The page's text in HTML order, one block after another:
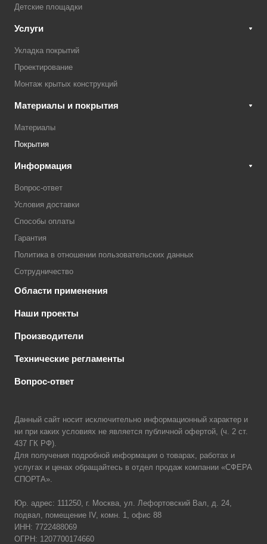
Детские площадки
Услуги
Укладка покрытий
Проектирование
Монтаж крытых конструкций
Материалы и покрытия
Материалы
Покрытия
Информация
Вопрос-ответ
Условия доставки
Способы оплаты
Гарантия
Политика в отношении пользовательских данных
Сотрудничество
Области применения
Наши проекты
Производители
Технические регламенты
Вопрос-ответ
Данный сайт носит исключительно информационный характер и
ни при каких условиях не является публичной офертой, (ч. 2 ст.
437 ГК РФ).
Для получения подробной информации о товарах, работах и
услугах и ценах обращайтесь в отдел продаж компании «СФЕРА
СПОРТА».
Юр. адрес: 111250, г. Москва, ул. Лефортовский Вал, д. 24,
подвал, помещение IV, комн. 1, офис 88
ИНН: 7722488069
ОГРН: 1207700174660